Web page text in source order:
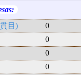
目)
0
0
0
0